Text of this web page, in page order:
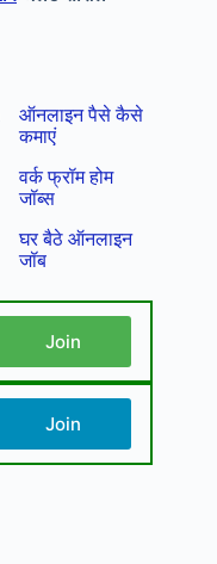
ऑनलाइन पैसे कैसे
कमाएं
वर्क फ्रॉम होम
जॉब्स
घर बैठे ऑनलाइन
जॉब
Join
Join